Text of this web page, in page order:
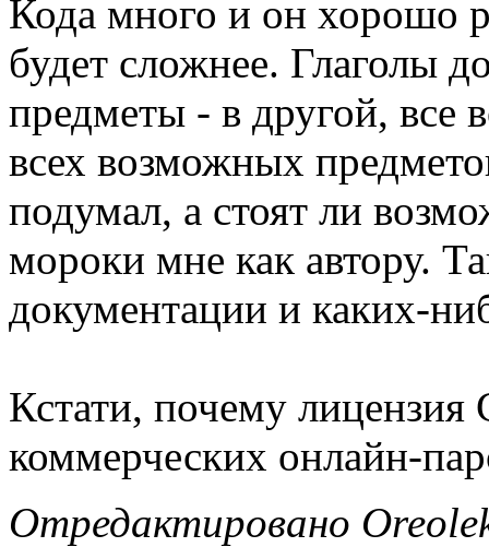
Кода много и он хорошо
будет сложнее. Глаголы
предметы - в другой, все
всех возможных
подумал, а стоят ли
мороки мне как автору.
документации и каких-
Кстати, почему
коммерческих онлайн-
Отредактировано